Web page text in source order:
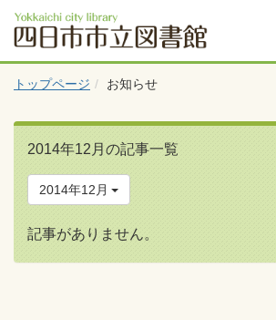
トップページ お知らせ
2014年12月の記事一覧
2014年12月
記事がありません。